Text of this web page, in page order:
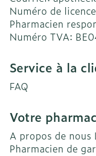
Numéro de
Pharmacien
Numéro TVA:
Service à la
FAQ
Votre
A propos de nous
Pharmacien de